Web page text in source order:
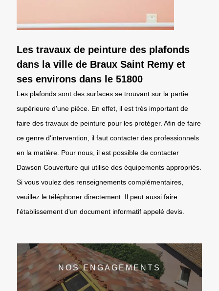
Les travaux de peinture des plafonds
dans la ville de Braux Saint Remy et
ses environs dans le 51800
Les plafonds sont des surfaces se trouvant sur la partie
supérieure d'une pièce. En effet, il est très important de
faire des travaux de peinture pour les protéger. Afin de faire
ce genre d'intervention, il faut contacter des professionnels
en la matière. Pour nous, il est possible de contacter
Dawson Couverture qui utilise des équipements appropriés.
Si vous voulez des renseignements complémentaires,
veuillez le téléphoner directement. Il peut aussi faire
l'établissement d'un document informatif appelé devis.
NOS ENGAGEMENTS